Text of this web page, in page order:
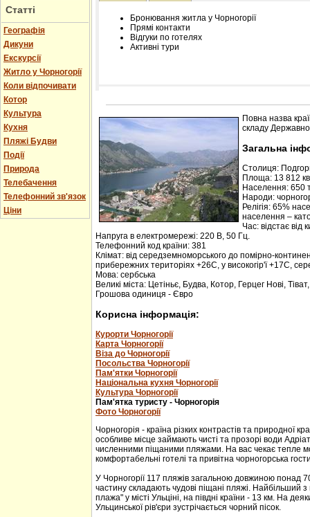
Статті
Географія
Дикуни
Екскурсії
Житло у Чорногорії
Коли відпочивати
Котор
Культура
Кухня
Пляжі Будви
Події
Природа
Телебачення
Телефонний зв'язок
Ціни
Бронювання житла у Чорногорії
Прямі контакти
Відгуки по готелях
Активні тури
Розміщення інформації про готель на
Редагування інформації і цін на вимогу
Лічільник відвідувачів
Повна назва
складу
Загальна
Столиця:
Площа: 13 812
Населення: 650
Народи:
Релігія: 65%
населення –
Час: відстає від
Напруга в електромережі: 220 В, 50 Гц.
Телефонний код країни: 381
Клімат: від середземноморського до помірно-
прибережних територіях +26С, у високогір'ї +17С,
Мова: сербська
Великі міста: Цетіньє, Будва, Котор, Герцег Нові,
Грошова одиниця - Євро
Корисна інформація:
Курорти Чорногорії
Карта Чорногорії
Віза до Чорногорії
Посольства Чорногорії
Пам'ятки Чорногорії
Національна кухня Чорногорії
Культура Чорногорії
Пам'ятка туристу - Чорногорія
Фото Чорногорії
Чорногорія - країна різких контрастів та природної
особливе місце займають чисті та прозорі води
численними піщаними пляжами. На вас чекає тепле
комфортабельні готелі та привітна чорногорська
У Чорногорії 117 пляжів загальною довжиною понад
частину складають чудові піщані пляжі. Найбільший
плажа" у місті Ульціні, на півдні країни - 13 км. На
Ульцинської рів'єри зустрічається чорний пісок.